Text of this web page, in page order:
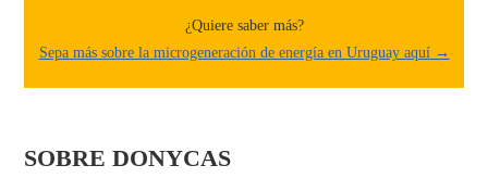
¿Quiere saber más?
Sepa más sobre la microgeneración de energía en Uruguay aquí →
SOBRE DONYCAS